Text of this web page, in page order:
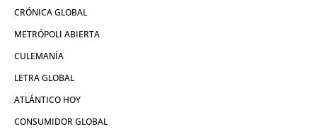
CRÓNICA GLOBAL
METRÓPOLI ABIERTA
CULEMANÍA
LETRA GLOBAL
ATLÁNTICO HOY
CONSUMIDOR GLOBAL